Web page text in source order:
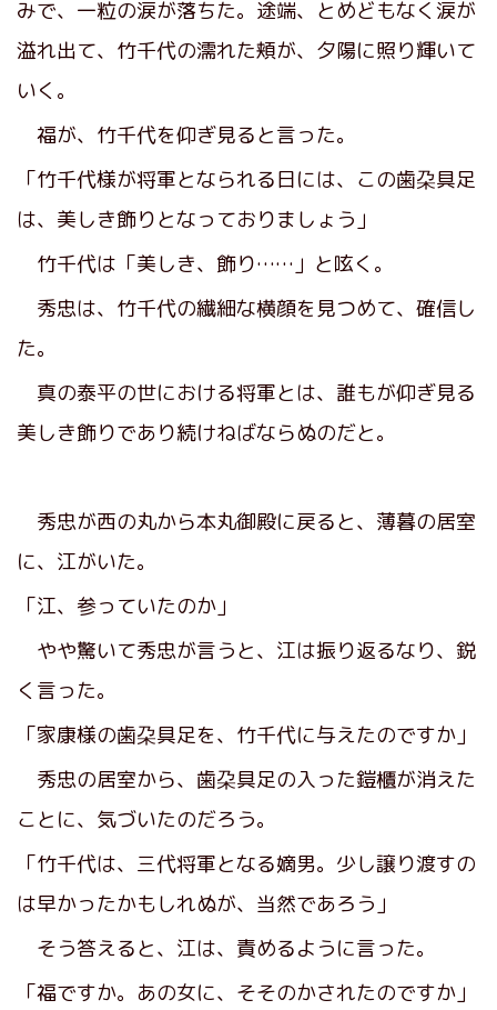
みで、一粒の涙が落ちた。途端、とめどもなく涙が
溢れ出て、竹千代の濡れた頬が、夕陽に照り輝いて
いく。
福が、竹千代を仰ぎ見ると言った。
「竹千代様が将軍となられる日には、この歯朶具足
は、美しき飾りとなっておりましょう」
竹千代は「美しき、飾り……」と呟く。
秀忠は、竹千代の繊細な横顔を見つめて、確信し
た。
真の泰平の世における将軍とは、誰もが仰ぎ見る
美しき飾りであり続けねばならぬのだと。
秀忠が西の丸から本丸御殿に戻ると、薄暮の居室
に、江がいた。
「江、参っていたのか」
やや驚いて秀忠が言うと、江は振り返るなり、鋭
く言った。
「家康様の歯朶具足を、竹千代に与えたのですか」
秀忠の居室から、歯朶具足の入った鎧櫃が消えた
ことに、気づいたのだろう。
「竹千代は、三代将軍となる嫡男。少し譲り渡すの
は早かったかもしれぬが、当然であろう」
そう答えると、江は、責めるように言った。
「福ですか。あの女に、そそのかされたのですか」